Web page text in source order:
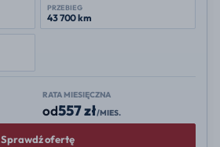
PRZEBIEG
43 700 km
RATA MIESIĘCZNA
od557 zł/MIES.
Sprawdź ofertę